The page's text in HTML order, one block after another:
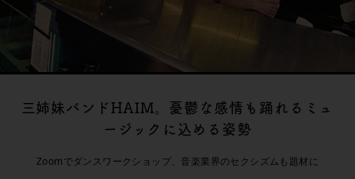
三姉妹バンドHAIM。憂鬱な感情も踊れるミュ
ージックに込める姿勢
Zoomでダンスワークショップ、音楽業界のセクシズムも題材に